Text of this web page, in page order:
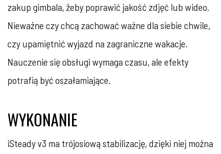
zakup gimbala, żeby poprawić jakość zdjęć lub wideo.
Nieważne czy chcą zachować ważne dla siebie chwile,
czy upamiętnić wyjazd na zagraniczne wakacje.
Nauczenie się obsługi wymaga czasu, ale efekty
potrafią być oszałamiające.
WYKONANIE
iSteady v3 ma trójosiową stabilizację, dzięki niej można